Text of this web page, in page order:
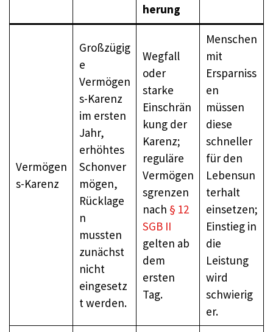
herung
Vermögen
s-Karenz
Großzügig
e
Vermögen
s-Karenz
im ersten
Jahr,
erhöhtes
Schonver
mögen,
Rücklage
n
mussten
zunächst
nicht
eingesetz
t werden.
Wegfall
oder
starke
Einschrän
kung der
Karenz;
reguläre
Vermögen
sgrenzen
nach § 12
SGB II
gelten ab
dem
ersten
Tag.
Menschen
mit
Ersparniss
en
müssen
diese
schneller
für den
Lebensun
terhalt
einsetzen;
Einstieg in
die
Leistung
wird
schwierig
er.